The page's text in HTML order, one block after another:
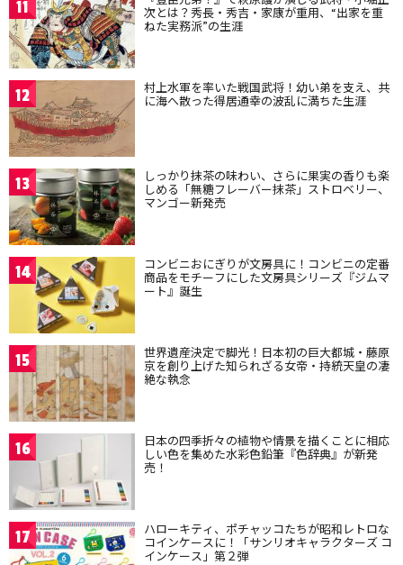
11 次とは？秀長・秀吉・家康が重用、“出家を重
ねた実務派”の生涯
12 村上水軍を率いた戦国武将！幼い弟を支え、共
に海へ散った得居通幸の波乱に満ちた生涯
13 しっかり抹茶の味わい、さらに果実の香りも楽
しめる「無糖フレーバー抹茶」ストロベリー、
マンゴー新発売
14 コンビニおにぎりが文房具に！コンビニの定番
商品をモチーフにした文房具シリーズ『ジムマ
ート』誕生
15 世界遺産決定で脚光！日本初の巨大都城・藤原
京を創り上げた知られざる女帝・持統天皇の凄
絶な執念
16 日本の四季折々の植物や情景を描くことに相応
しい色を集めた水彩色鉛筆『色辞典』が新発
売！
17 ハローキティ、ポチャッコたちが昭和レトロな
コインケースに！「サンリオキャラクターズ コ
インケース」第２弾